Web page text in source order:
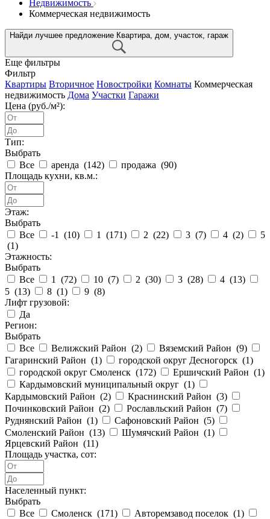
Недвижимость
Коммерческая недвижимость
Найди лучшее предложение Квартира, дом, участок, гараж
Еще фильтры
Фильтр
Квартиры Вторичное Новостройки Комнаты Коммерческая
недвижимость Дома Участки Гаражи
Цена (руб./м²):
Тип:
Выбрать
Все
аренда (142) продажа (90)
Площадь кухни, кв.м.:
Этаж:
Выбрать
Все
-1 (10) 1 (171) 2 (22) 3 (7) 4 (2)
5
(1)
Этажность:
Выбрать
Все
1 (72) 10 (7) 2 (30) 3 (28) 4 (13)
5 (13) 8 (1) 9 (8)
Лифт грузовой:
Да
Регион:
Выбрать
Все
Велижский Район (2) Вяземский Район (9)
Гагаринский Район (1) городской округ Десногорск (1)
городской округ Смоленск (172) Ершичский Район (1)
Кардымовский муниципальный округ (1)
Кардымовский Район (2) Краснинский Район (3)
Починковский Район (2) Рославльский Район (7)
Руднянский Район (1) Сафоновский Район (5)
Смоленский Район (13) Шумячский Район (1)
Ярцевский Район (11)
Площадь участка, сот:
Населенный пункт:
Выбрать
Все
Смоленск (171) Авторемзавод поселок (1)